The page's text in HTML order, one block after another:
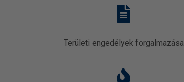
Területi engedélyek forgalmazása